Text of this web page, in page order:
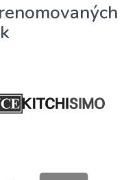
renomovaných